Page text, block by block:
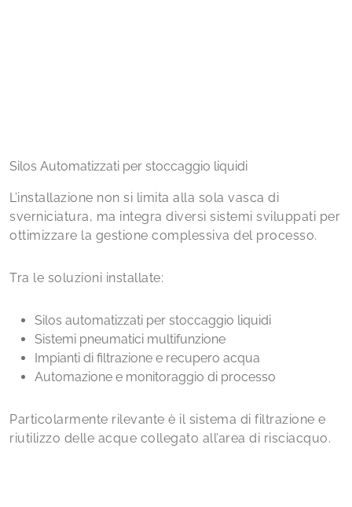
Silos Automatizzati per stoccaggio liquidi
L’installazione non si limita alla sola vasca di
sverniciatura, ma integra diversi sistemi sviluppati per
ottimizzare la gestione complessiva del processo.
Tra le soluzioni installate:
Silos automatizzati per stoccaggio liquidi
Sistemi pneumatici multifunzione
Impianti di filtrazione e recupero acqua
Automazione e monitoraggio di processo
Particolarmente rilevante è il sistema di filtrazione e
riutilizzo delle acque collegato all’area di risciacquo.